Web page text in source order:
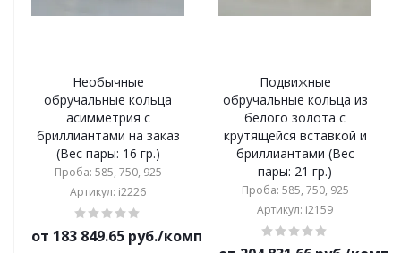
Необычные
обручальные кольца
асимметрия с
бриллиантами на заказ
(Вес пары: 16 гр.)
Проба: 585, 750, 925
Артикул: i2226
от 183 849.65 руб./комплект
Подвижные
обручальные кольца из
белого золота с
крутящейся вставкой и
бриллиантами (Вес
пары: 21 гр.)
Проба: 585, 750, 925
Артикул: i2159